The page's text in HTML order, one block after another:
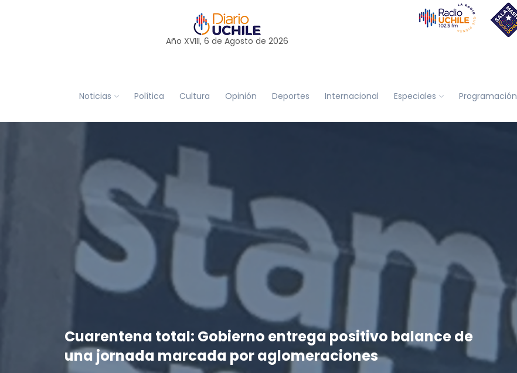
Año XVIII, 6 de Agosto de 2026
Noticias Política Cultura Opinión Deportes Internacional Especiales Programación
Cuarentena total: Gobierno entrega positivo balance de
una jornada marcada por aglomeraciones